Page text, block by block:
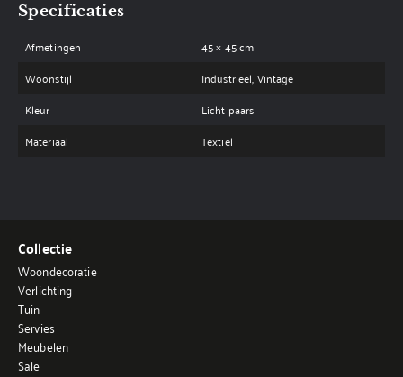
Specificaties
Afmetingen
45 × 45 cm
Woonstijl
Industrieel, Vintage
Kleur
Licht paars
Materiaal
Textiel
Collectie
Woondecoratie
Verlichting
Tuin
Servies
Meubelen
Sale